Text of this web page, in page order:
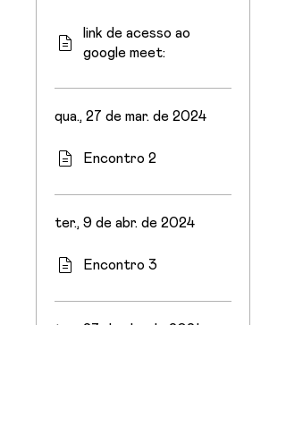
link de acesso ao
google meet:
qua., 27 de mar. de 2024
Encontro 2
ter., 9 de abr. de 2024
Encontro 3
ter., 23 de abr. de 2024